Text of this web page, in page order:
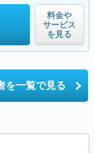
料金や
サービス
を見る
を一覧で見る